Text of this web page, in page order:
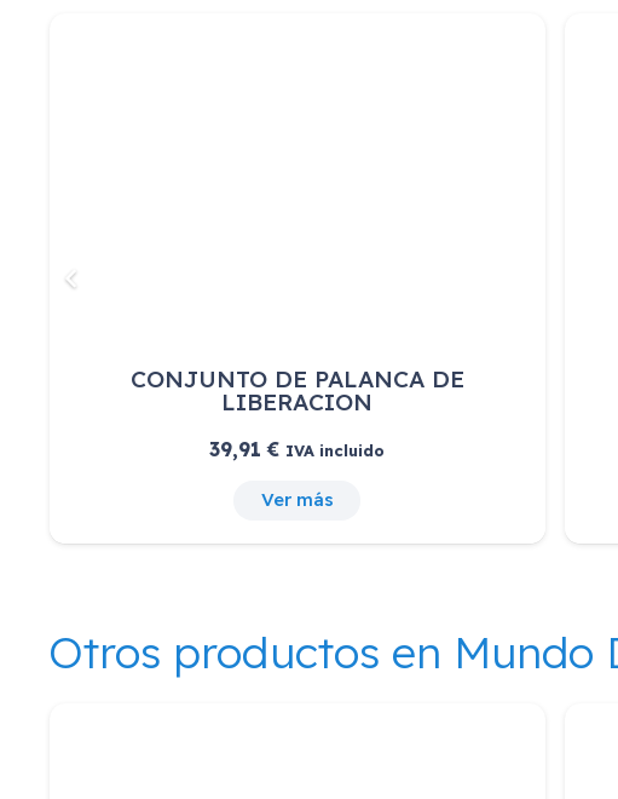
CONJUNTO DE PALANCA DE
LIBERACION
39,91€ IVA incluido
Ver más
Otros productos en Mundo